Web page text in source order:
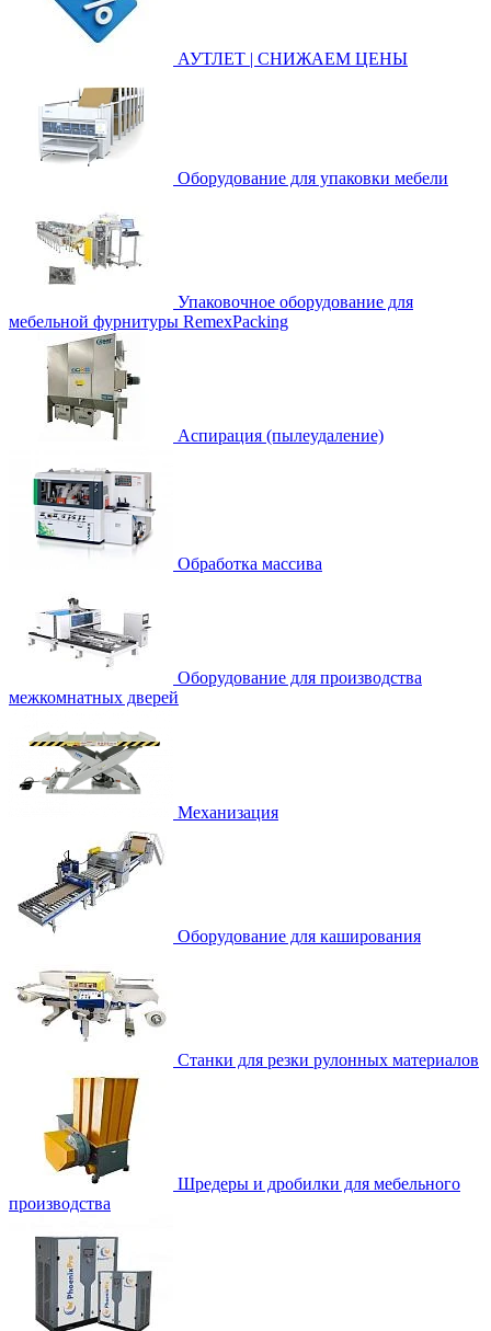
АУТЛЕТ | СНИЖАЕМ ЦЕНЫ
Оборудование для упаковки мебели
Упаковочное оборудование для
мебельной фурнитуры RemexPacking
Аспирация (пылеудаление)
Обработка массива
Оборудование для производства
межкомнатных дверей
Механизация
Оборудование для каширования
Станки для резки рулонных материалов
Шредеры и дробилки для мебельного
производства